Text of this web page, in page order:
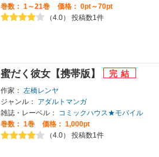
巻数： 1～21巻
価格： 0pt～70pt
（4.0） 投稿数1件
蜜だく彼女【携帯版】
作家： 左橋レンヤ
ジャンル：
アダルトマンガ
雑誌・レーベル：
コミックハウス★モバイル
巻数： 1巻
価格： 1,000pt
（4.0） 投稿数1件